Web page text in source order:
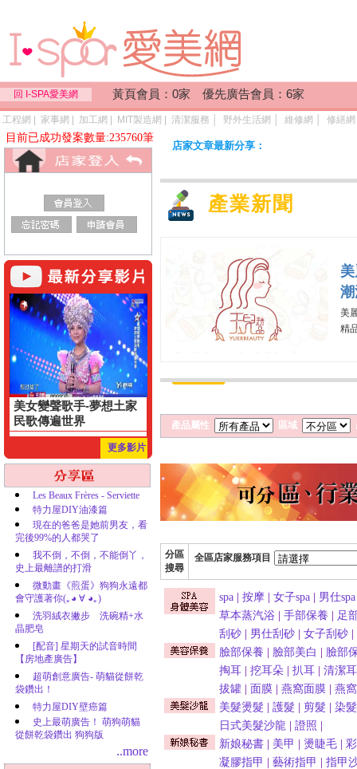
回 I-SPA愛美網 黃頁會員：0家 優先廣告會員：6家
工程網 家事網 加工網 MIT製造網 清潔服務 野外生活網 維修網 修繕網
目前已成功發案數量:235760筆
美女變聲歌手-夢想土家
民歌傳遍世界
更多影片
Les Beaux Frères - Serviette
特力屋DIY油漆篇
現在的爸爸是她前男友，看
完後99%的人都哭了
我不倒，不倒，不能倒丫，
史上最離譜的打滑
微動畫《煎蛋》狗狗永遠都
會守護著你(｡◕ ∀ ◕｡)
洗羽絨衣撇步 洗碗精+水
晶肥皂
[配音] 星期天的試音時間
【房地產廣告】
超萌創意廣告- 萌貓從餅乾
袋鑽出！
特力屋DIY壁癌篇
史上最萌廣告！ 萌狗萌貓
從餅乾袋鑽出 狗狗版
..more
店家文章最新分享：
產業新聞
美
精
產品屬性 區域
分區
搜尋
全區店家服務項目
spa 按摩 女子spa 男仕spa
草本蒸汽浴
手部保養
足
刮砂
男仕刮砂 女子刮砂
臉部保養
臉部美白
臉部
掏耳
挖耳朵 扒耳
清潔
拔罐
面膜 燕窩面膜
燕
美髮燙髮
護髮 剪髮
染髮
日式美髮沙龍
證照
新娘秘書
美甲 燙睫毛
凝膠指甲
藝術指甲
指甲